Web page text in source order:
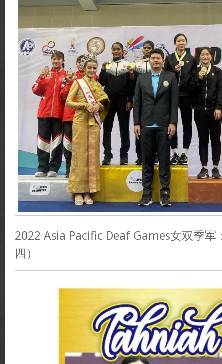
2022 Asia Pacific Deaf Games女双季军
四）